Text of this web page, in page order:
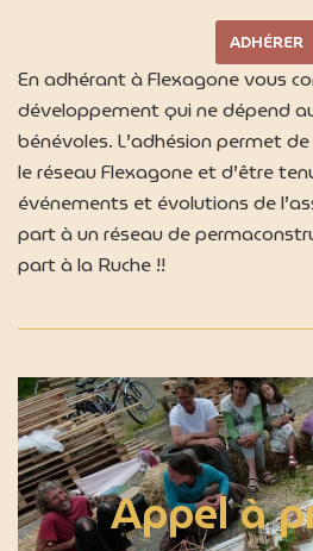
ADHÉRER
En adhérant à Flexagone vous
développement qui ne dépend
bénévoles. L’adhésion permet
le réseau Flexagone et d’être
événements et évolutions de
part à un réseau de
part à la Ruche !!
Appel à